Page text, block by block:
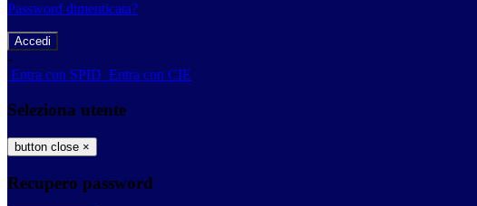
Password dimenticata?
-
Entra con SPID Entra con CIE
Seleziona utente
button close ×
Recupero password